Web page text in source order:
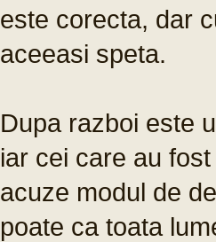
este corecta, dar
aceeasi speta.
Dupa razboi este
iar cei care au
acuze modul de
poate ca toata